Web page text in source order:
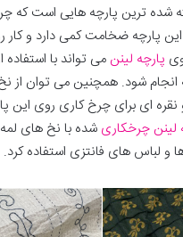
شده ترین پارچه هایی است که
پارچه ضخامت کمی دارد و
پارچه لینن می تواند با استفاده
شود. همچنین می توان از
ای برای چرخ کاری روی این
لینن چرخکاری شده با نخ های
و لباس های فانتزی استفاده کرد.